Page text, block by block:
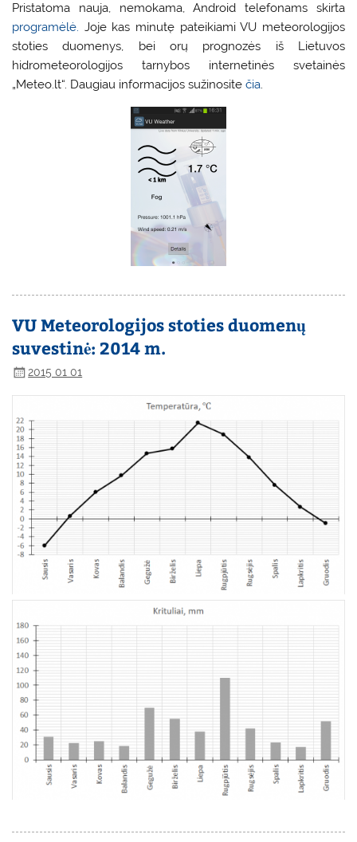
Pristatoma nauja, nemokama, Android telefonams skirta
programėlė. Joje kas minutę pateikiami VU meteorologijos
stoties duomenys, bei orų prognozės iš Lietuvos
hidrometeorologijos tarnybos internetinės svetainės
„Meteo.lt“. Daugiau informacijos sužinositečia.
VU Meteorologijos stoties duomenų
suvestinė: 2014 m.
2015 01 01